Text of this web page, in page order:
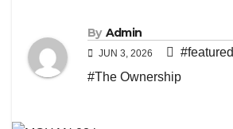
By Admin
JUN 3, 2026 #featured
#The Ownership